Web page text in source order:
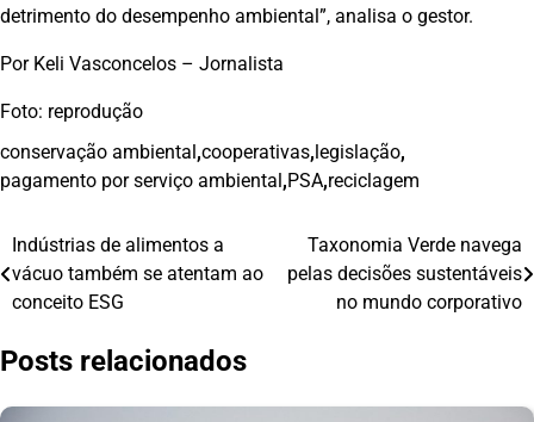
detrimento do desempenho ambiental”, analisa o gestor.
Por Keli Vasconcelos – Jornalista
Foto: reprodução
conservação ambiental,cooperativas,legislação,
pagamento por serviço ambiental,PSA,reciclagem
Navegação
de
Indústrias de alimentos a
vácuo também se atentam ao
conceito ESG
Taxonomia Verde navega
pelas decisões sustentáveis
no mundo corporativo
Posts relacionados